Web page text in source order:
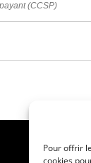
Pour offrir
cookies
(CCSP)